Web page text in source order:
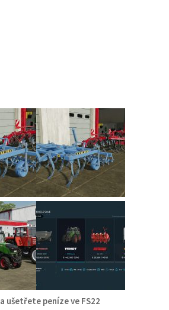
ušetřete peníze ve FS22